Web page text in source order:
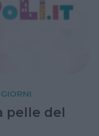
pelle del